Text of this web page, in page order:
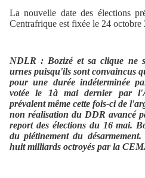
La nouvelle date des élections
Centrafrique est fixée le 24 octobre
NDLR : Bozizé et sa clique ne
urnes puisqu'ils sont convaincus
pour une durée indéterminée
votée le 1à mai dernier par
prévalent même cette fois-ci de
non réalisation du DDR avancé
report des élections du 16 mai.
du piétinement du
huit milliards octroyés par la